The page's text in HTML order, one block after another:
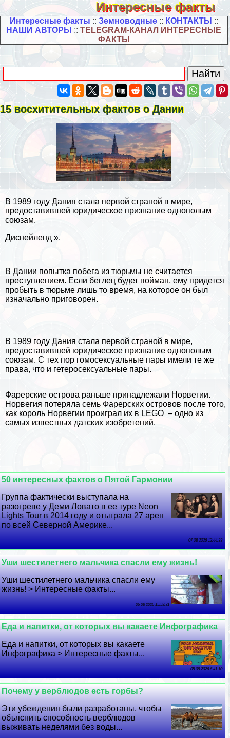
Интересные факты
Интересные факты :: Земноводные:: КОНТАКТЫ ::
НАШИ АВТОРЫ ::TELEGRAM-КАНАЛ ИНТЕРЕСНЫЕ
ФАКТЫ
15 восхитительных фактов о Дании
В 1989 году Дания стала первой страной в мире,
предоставившей юридическое признание однополым
союзам.
Диснейленд ».
В Дании попытка побега из тюрьмы не считается
преступлением. Если беглец будет пойман, ему придется
пробыть в тюрьме лишь то время, на которое он был
изначально приговорен.
В 1989 году Дания стала первой страной в мире,
предоставившей юридическое признание однополым
союзам. С тех пор гомоceкcуальные пары имели те же
права, что и гетероceкcуальные пары.
Фарерские острова раньше принадлежали Норвегии.
Норвегия потеряла семь Фарерских островов после того,
как король Норвегии проиграл их в LEGO – одно из
самых известных датских изобретений.
50 интересных фактов о Пятой Гармонии
Группа фактически выступала на
разогреве у Деми Ловато в ее туре Neon
Lights Tour в 2014 году и отыграла 27 арен
по всей Северной Америке...
07 08 2026 13:44:33
Уши шестилетнего мальчика спасли ему жизнь!
Уши шестилетнего мальчика спасли ему
жизнь! > Интересные факты...
06 08 2026 15:59:31
Еда и напитки, от которых вы какаете Инфографика
Еда и напитки, от которых вы какаете
Инфографика > Интересные факты...
05 08 2026 6:41:10
Почему у верблюдов есть горбы?
Эти убеждения были разработаны, чтобы
объяснить способность верблюдов
выживать неделями без воды...